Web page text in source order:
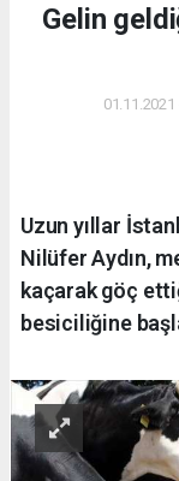
Gelin
Uzun yıllar
Nilüfer Aydın,
kaçarak göç
besiciliğine